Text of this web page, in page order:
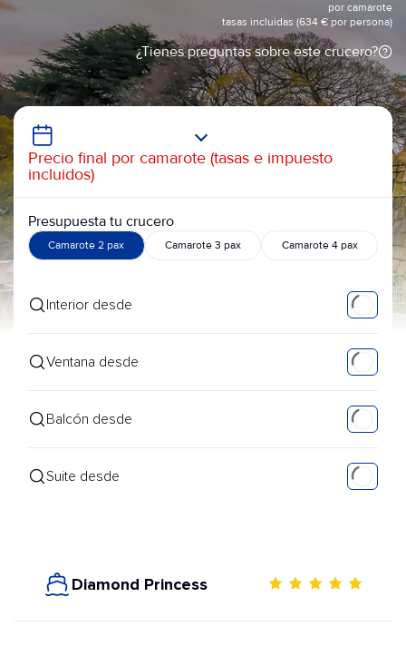
por camarote
tasas incluidas (634 € por persona)
¿Tienes preguntas sobre este crucero?
Precio final por camarote (tasas e impuesto
incluidos)
Presupuesta tu crucero
Camarote 2 pax Camarote 3 pax Camarote 4 pax
Interior desde
Ventana desde
Balcón desde
Suite desde
Diamond Princess